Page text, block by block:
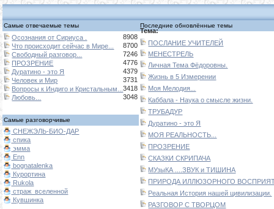
Самые отвечаемые темы Последние обновлённые темы
Осознания от Сириуса .
8908
Что происходит сейчас в Мире...
8700
Свободный разговор...
7246
ПРОЗРЕНИЕ
4776
Дуратино - это Я
4379
Человек и Мир
3731
Вопросы к Индиго и Кристальным...3418
Любовь...
3048
Тема:
ПОСЛАНИЕ УЧИТЕЛЕЙ
МЕНЕСТРЕЛЬ
Личная Тема Фёдоровны.
Жизнь в 5 Измерении
Моя Мелодия...
Каббала - Наука о смысле жизни.
ТРУБАДУР
Дуратино - это Я
МОЯ РЕАЛЬНОСТЬ...
ПРОЗРЕНИЕ
СКАЗКИ СКРИПАЧА
МУзыКА ....ЗВУК и ТИШИНА
ПРИРОДА ИЛЛЮЗОРНОГО
Реальная История нашей цивилизации.
РАЗГОВОР С ТВОРЦОМ
Самые разговорчивые
СНЕЖЭЛЬ-БИО-ДАР
спика
эмма
Enn
bognatalenka
Курортина
Rukola
страж_вселенной
Кувшинка